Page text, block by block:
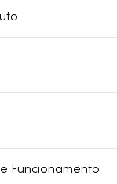
Funcionamento